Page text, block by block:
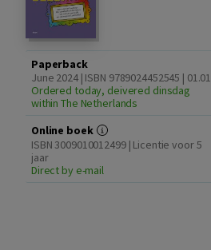
Paperback
June 2024 | ISBN 9789024452545 | 01.01
Ordered today, deivered dinsdag
within The Netherlands
Online boek
ISBN 3009010012499 | Licentie voor 5
jaar
Direct by e-mail